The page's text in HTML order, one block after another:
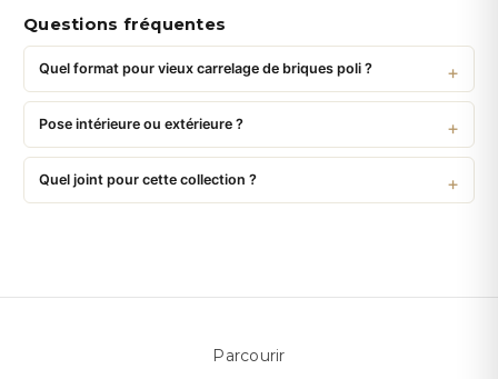
Questions fréquentes
Quel format pour vieux carrelage de briques poli ?
Pose intérieure ou extérieure ?
Quel joint pour cette collection ?
Parcourir